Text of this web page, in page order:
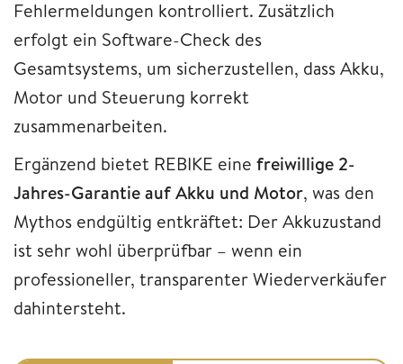
Fehlermeldungen kontrolliert. Zusätzlich
erfolgt ein Software-Check des
Gesamtsystems, um sicherzustellen, dass Akku,
Motor und Steuerung korrekt
zusammenarbeiten.
Ergänzend bietet REBIKE eine freiwillige 2-
Jahres-Garantie auf Akku und Motor, was den
Mythos endgültig entkräftet: Der Akkuzustand
ist sehr wohl überprüfbar – wenn ein
professioneller, transparenter Wiederverkäufer
dahintersteht.